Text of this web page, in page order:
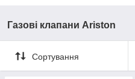
Газові клапани Ariston
Сортування